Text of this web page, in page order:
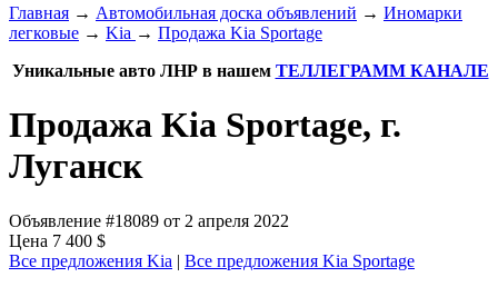
Главная → Автомобильная доска объявлений → Иномарки
легковые → Kia → Продажа Kia Sportage
Уникальные авто ЛНР в нашем ТЕЛЛЕГРАММ КАНАЛЕ
Продажа Kia Sportage, г.
Луганск
Объявление #18089 от 2 апреля 2022
Цена 7 400 $
Все предложения Kia | Все предложения Kia Sportage